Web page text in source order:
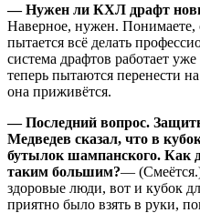
— Нужен ли КХЛ драфт
Наверное, нужен. Понимаете,
пытается всё делать
система драфтов работает
теперь пытаются перенести
она приживётся.
— Последний вопрос.
Медведев сказал, что в
бутылок шампанского. Как
таким большим?—
здоровые люди, вот и кубок
приятно было взять в руки,